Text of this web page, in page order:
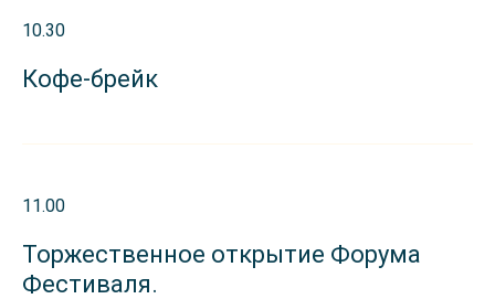
10.30
Кофе-брейк
11.00
Торжественное открытие Форума
Фестиваля.